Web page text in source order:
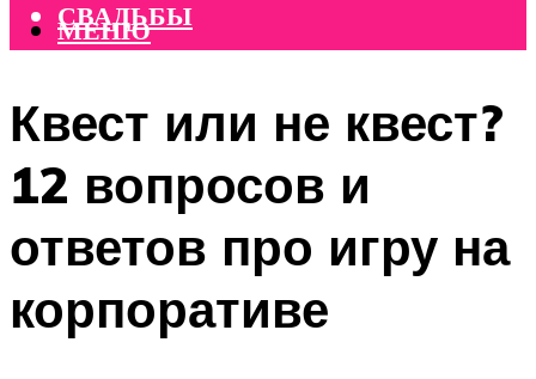
СВАДЬБЫ
МЕНЮ
Квест или не квест?
12 вопросов и
ответов про игру на
корпоративе